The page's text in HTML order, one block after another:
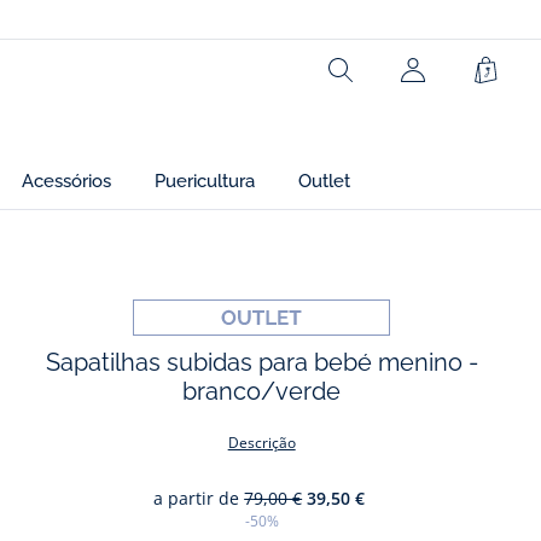
Rechercher Cesto
Acessórios Puericultura Outlet
Sapatilhas subidas para bebé menino -
branco/verde
Descrição
a partir de 79,00 € 39,50 €
-50%